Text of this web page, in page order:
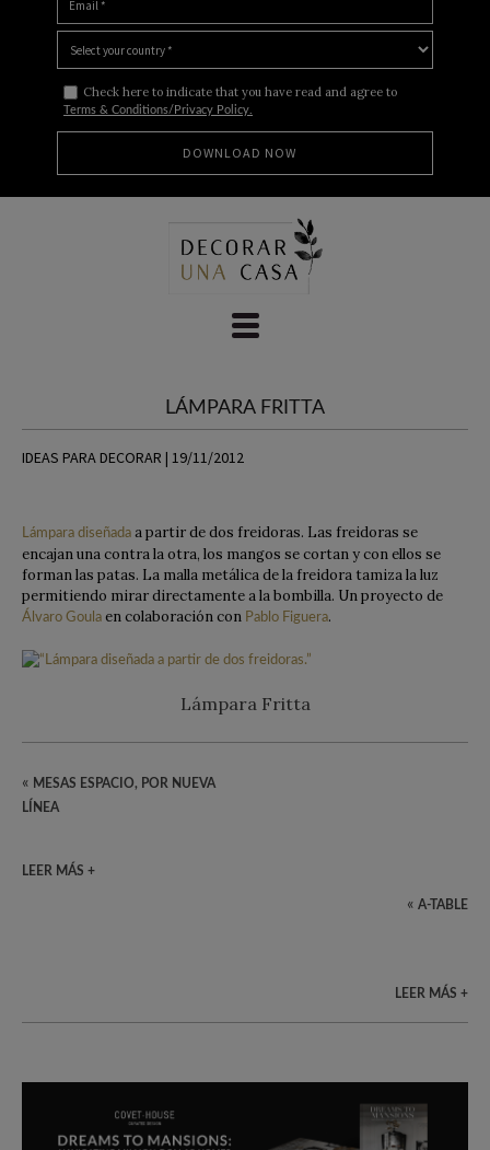
Check here to indicate that you have read and agree to
Terms & Conditions/Privacy Policy.
LÁMPARA FRITTA
IDEAS PARA DECORAR | 19/11/2012
Lámpara diseñada a partir de dos freidoras. Las freidoras se
encajan una contra la otra, los mangos se cortan y con ellos se
forman las patas. La malla metálica de la freidora tamiza la luz
permitiendo mirar directamente a la bombilla. Un proyecto de
Álvaro Goula en colaboración con Pablo Figuera.
Lámpara Fritta
« MESAS ESPACIO, POR NUEVA
LÍNEA
LEER MÁS +
« A-TABLE
LEER MÁS +